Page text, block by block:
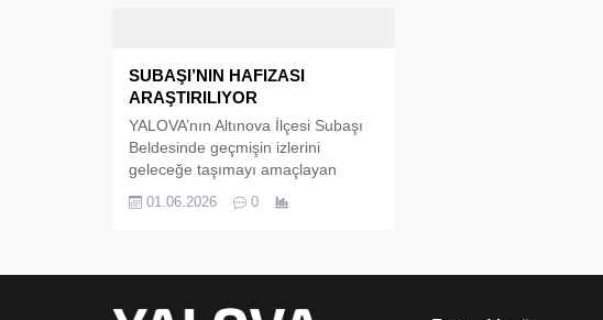
SUBAŞI’NIN HAFIZASI
ARAŞTIRILIYOR
YALOVA’nın Altınova İlçesi Subaşı
Beldesinde geçmişin izlerini
geleceğe taşımayı amaçlayan
Subaşı Sözlü Tarih Çalışma Grubu
Cumhuriyet dönemi evleri ile köyün
01.06.2026 0